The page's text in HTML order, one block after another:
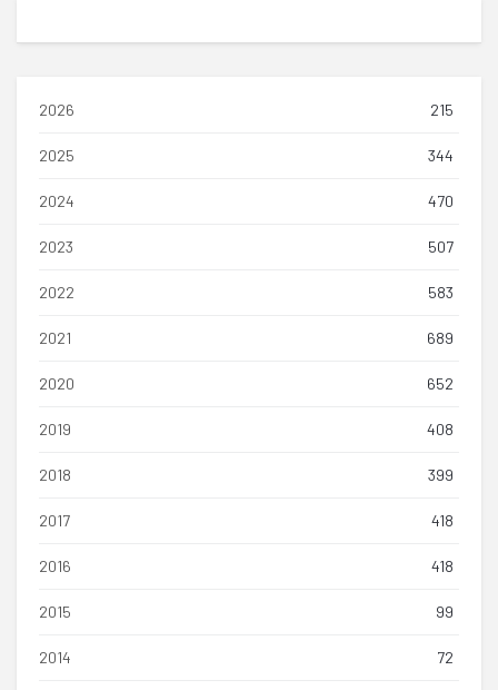
2026 215
2025 344
2024 470
2023 507
2022 583
2021 689
2020 652
2019 408
2018 399
2017 418
2016 418
2015 99
2014 72